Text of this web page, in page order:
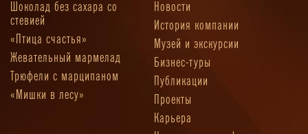
Шоколад без сахара со
стевией
«Птица счастья»
Жевательный мармелад
Трюфели с марципаном
«Мишки в лесу»
Новости
История компании
Музей и экскурсии
Бизнес-туры
Публикации
Проекты
Карьера